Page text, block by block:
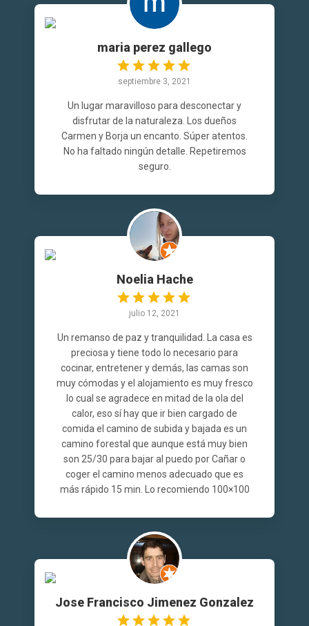
maria perez gallego
septiembre 3, 2021
Un lugar maravilloso para desconectar y
disfrutar de la naturaleza. Los dueños
Carmen y Borja un encanto. Súper atentos.
No ha faltado ningún detalle. Repetiremos
seguro.
Noelia Hache
julio 12, 2021
Un remanso de paz y tranquilidad. La casa es
preciosa y tiene todo lo necesario para
cocinar, entretener y demás, las camas son
muy cómodas y el alojamiento es muy fresco
lo cual se agradece en mitad de la ola del
calor, eso sí hay que ir bien cargado de
comida el camino de subida y bajada es un
camino forestal que aunque está muy bien
son 25/30 para bajar al puedo por Cañar o
coger el camino menos adecuado que es
más rápido 15 min. Lo recomiendo 100×100
Jose Francisco Jimenez Gonzalez